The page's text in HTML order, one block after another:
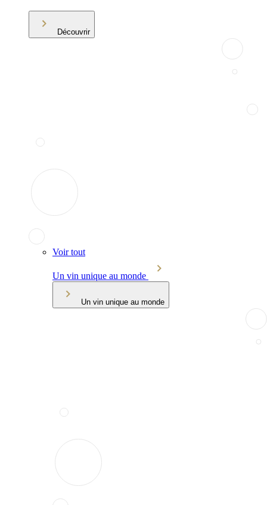
Découvrir
Voir tout
Un vin unique au monde
Un vin unique au monde